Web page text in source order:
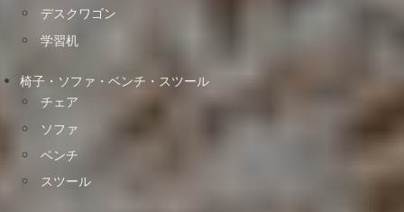
デスクワゴン
学習机
椅子・ソファ・ベンチ・スツール
チェア
ソファ
ベンチ
スツール